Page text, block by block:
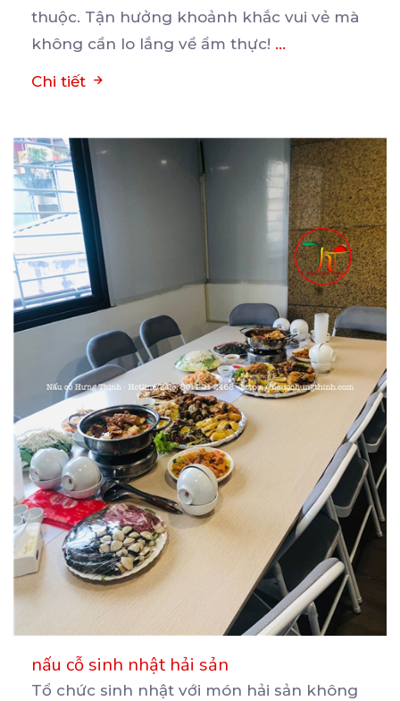
thuộc. Tận hưởng khoảnh khắc vui vẻ mà
không cần lo lắng về ẩm thực! ...
Chi tiết
nấu cỗ sinh nhật hải sản
Tổ chức sinh nhật với món hải sản không